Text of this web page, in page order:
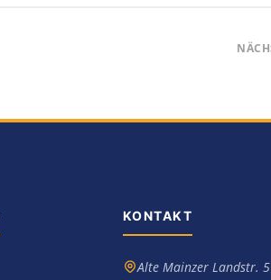
KONTAKT
Alte Mainzer Landstr.